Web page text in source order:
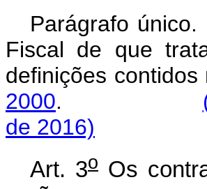
Parágrafo
Fiscal de que
definições contidos
2000.
de 2016)
Art. 3o Os